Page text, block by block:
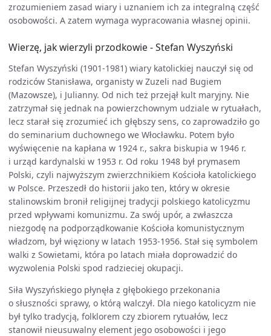
zrozumieniem zasad wiary i uznaniem ich za integralną część
osobowości. A zatem wymaga wypracowania własnej opinii.
Wierzę, jak wierzyli przodkowie - Stefan Wyszyński
Stefan Wyszyński (1901-1981) wiary katolickiej nauczył się od
rodziców Stanisława, organisty w Zuzeli nad Bugiem
(Mazowsze), i Julianny. Od nich też przejął kult maryjny. Nie
zatrzymał się jednak na powierzchownym udziale w rytuałach,
lecz starał się zrozumieć ich głębszy sens, co zaprowadziło go
do seminarium duchownego we Włocławku. Potem było
wyświęcenie na kapłana w 1924 r., sakra biskupia w 1946 r.
i urząd kardynalski w 1953 r. Od roku 1948 był prymasem
Polski, czyli najwyższym zwierzchnikiem Kościoła katolickiego
w Polsce. Przeszedł do historii jako ten, który w okresie
stalinowskim bronił religijnej tradycji polskiego katolicyzmu
przed wpływami komunizmu. Za swój upór, a zwłaszcza
niezgodę na podporządkowanie Kościoła komunistycznym
władzom, był więziony w latach 1953-1956. Stał się symbolem
walki z Sowietami, która po latach miała doprowadzić do
wyzwolenia Polski spod radzieciej okupacji.
Siła Wyszyńskiego płynęła z głębokiego przekonania
o słuszności sprawy, o którą walczył. Dla niego katolicyzm nie
był tylko tradycją, folklorem czy zbiorem rytuałów, lecz
stanowił nieusuwalny element jego osobowości i jego